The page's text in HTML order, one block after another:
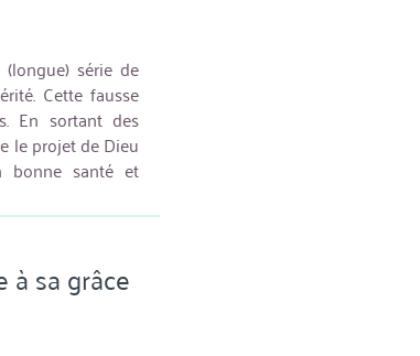
série de
Cette fausse
En sortant des
le projet de Dieu
bonne santé et
à sa grâce